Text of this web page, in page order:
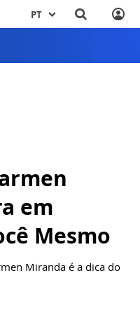
PT
em
Mesmo
Miranda é a dica do